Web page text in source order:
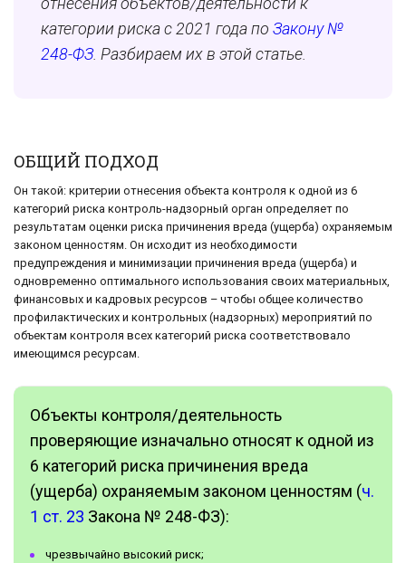
категории риска с 2021 года по Закону №
248-ФЗ. Разбираем их в этой статье.
ОБЩИЙ ПОДХОД
Он такой: критерии отнесения объекта контроля к одной из 6
категорий риска контроль-надзорный орган определяет по
результатам оценки риска причинения вреда (ущерба) охраняемым
законом ценностям. Он исходит из необходимости
предупреждения и минимизации причинения вреда (ущерба) и
одновременно оптимального использования своих материальных,
финансовых и кадровых ресурсов – чтобы общее количество
профилактических и контрольных (надзорных) мероприятий по
объектам контроля всех категорий риска соответствовало
имеющимся ресурсам.
Объекты контроля/деятельность
проверяющие изначально относят к одной из
6 категорий риска причинения вреда
(ущерба) охраняемым законом ценностям (ч.
1 ст. 23 Закона № 248-ФЗ):
чрезвычайно высокий риск;